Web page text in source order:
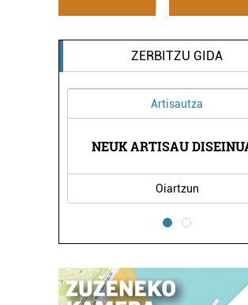
ZERBITZU GIDA
Artisautza
NEUK ARTISAU
Oiartzun